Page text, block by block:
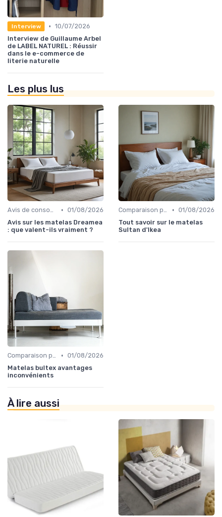
Interview • 10/07/2026
Interview de Guillaume Arbel
de LABEL NATUREL : Réussir
dans le e-commerce de
literie naturelle
Les plus lus
Avis de consommateurs • 01/08/2026
Avis sur les matelas Dreamea
: que valent-ils vraiment ?
Comparaison par marque • 01/08/2026
Tout savoir sur le matelas
Sultan d'Ikea
Comparaison par marque • 01/08/2026
Matelas bultex avantages
inconvénients
À lire aussi